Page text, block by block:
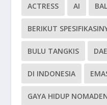
ACTRESS AI
BERIKUT
BULU TANGKIS
DI INDONESIA
GAYA HIDUP